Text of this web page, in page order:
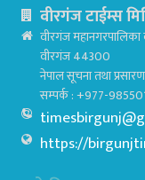
वीरगंज टाईम्स
वीरगंज महानगरपालिका
वीरगंज 44300
नेपाल सूचना तथा
सम्पर्क : +977-
https://